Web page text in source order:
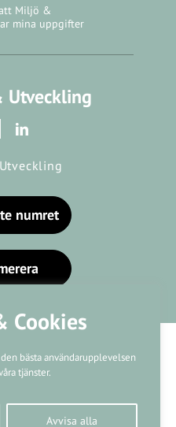
Cookies
bästa användarupplevelsen
tjänster.
Avvisa alla
Miljö &
mina uppgifter
numret